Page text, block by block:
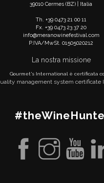
39010 Cermes (BZ) | Italia
Th. +39 0473 21 00 11
Fx. +39 0473 23 37 20
info@meranowinefestival.com
P.IVA/MwSt. 01505020212
La nostra missione
Gourmet's International è certificata
management system certificate